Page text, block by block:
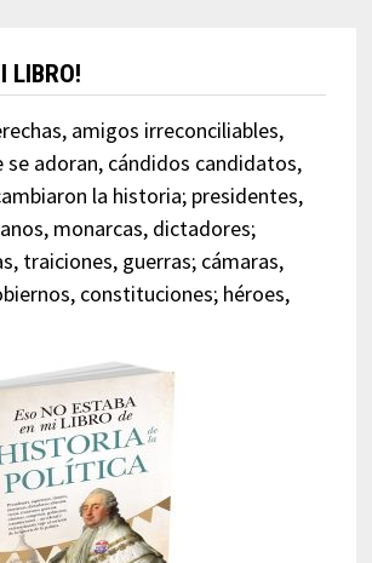
LIBRO!
amigos irreconciliables,
se adoran, cándidos candidatos,
la historia; presidentes,
monarcas, dictadores;
traiciones, guerras; cámaras,
constituciones; héroes,